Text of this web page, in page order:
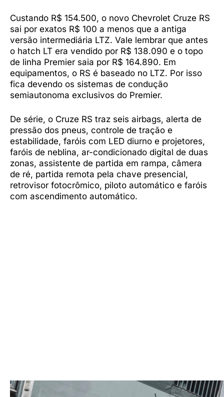
Custando R$ 154.500, o novo Chevrolet Cruze RS
sai por exatos R$ 100 a menos que a antiga
versão intermediária LTZ. Vale lembrar que antes
o hatch LT era vendido por R$ 138.090 e o topo
de linha Premier saia por R$ 164.890. Em
equipamentos, o RS é baseado no LTZ. Por isso
fica devendo os sistemas de condução
semiautonoma exclusivos do Premier.
De série, o Cruze RS traz seis airbags, alerta de
pressão dos pneus, controle de tração e
estabilidade, faróis com LED diurno e projetores,
faróis de neblina, ar-condicionado digital de duas
zonas, assistente de partida em rampa, câmera
de ré, partida remota pela chave presencial,
retrovisor fotocrômico, piloto automático e faróis
com ascendimento automático.